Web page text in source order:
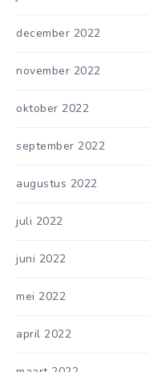
december 2022
november 2022
oktober 2022
september 2022
augustus 2022
juli 2022
juni 2022
mei 2022
april 2022